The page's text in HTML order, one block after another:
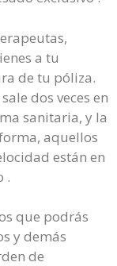
a tu
de tu póliza.
dos veces en
sanitaria, y la
aquellos
están en
.
que podrás
y demás
de